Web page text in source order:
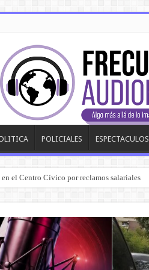
POLICIALES ESPECTACULOS
el Centro Cívico por reclamos salariales
ilegales